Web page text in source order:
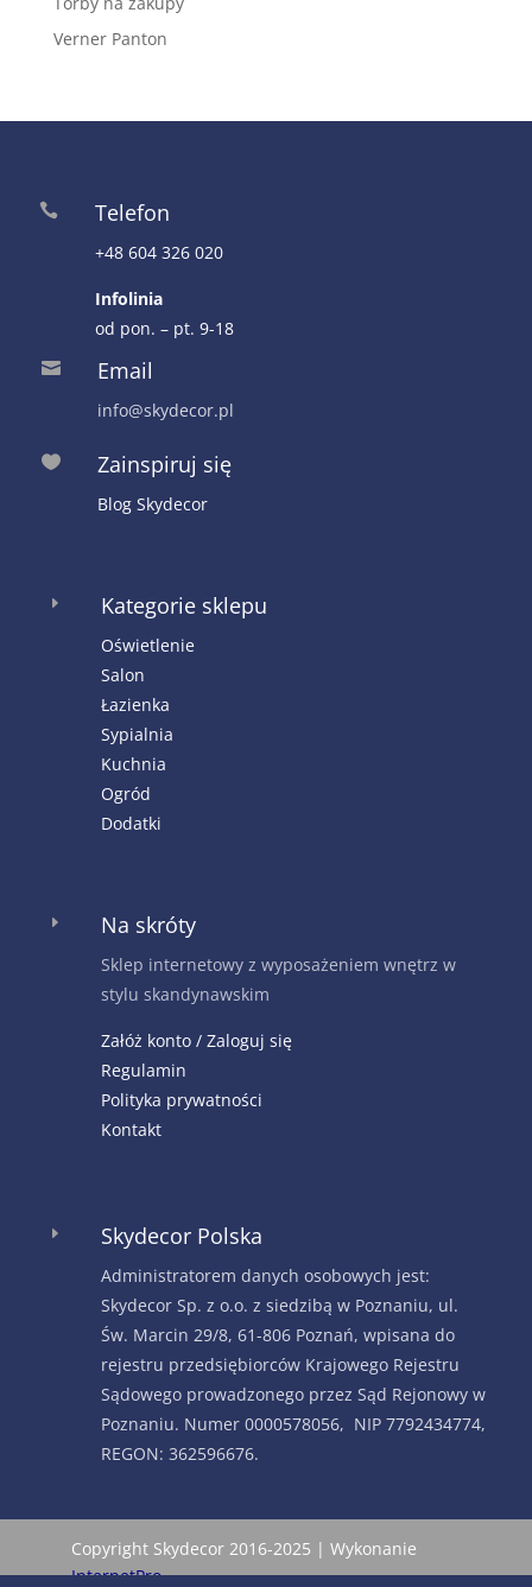
Verner Panton
 Telefon
+48 604 326 020
Infolinia
od pon. – pt. 9-18
 Email
info@skydecor.pl
 Zainspiruj się
Blog Skydecor
E Kategorie sklepu
Oświetlenie
Salon
Łazienka
Sypialnia
Kuchnia
Ogród
Dodatki
E Na skróty
Sklep internetowy z wyposażeniem wnętrz w
stylu skandynawskim
Załóż konto / Zaloguj się
Regulamin
Polityka prywatności
Kontakt
E Skydecor Polska
Administratorem danych osobowych jest:
Skydecor Sp. z o.o. z siedzibą w Poznaniu, ul.
Św. Marcin 29/8, 61-806 Poznań, wpisana do
rejestru przedsiębiorców Krajowego Rejestru
Sądowego prowadzonego przez Sąd Rejonowy w
Poznaniu. Numer 0000578056, NIP 7792434774,
REGON: 362596676.
Copyright Skydecor 2016-2025 | Wykonanie
InternetPro